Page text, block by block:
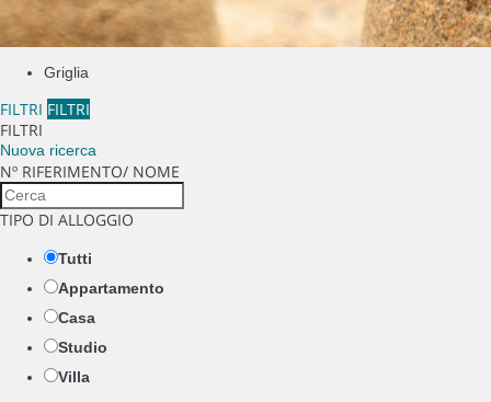
Griglia
FILTRI FILTRI
FILTRI
Nuova ricerca
Nº RIFERIMENTO/ NOME
TIPO DI ALLOGGIO
Tutti
Appartamento
Casa
Studio
Villa